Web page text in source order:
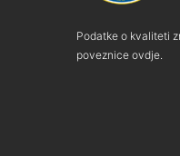
Podatke o kvaliteti
poveznice ovdje.